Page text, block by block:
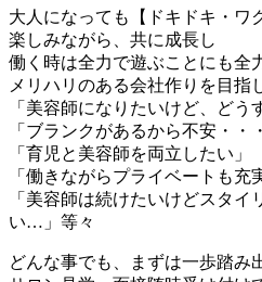
大人になっても【ドキドキ・ワ
楽しみながら、共に成長し
働く時は全力で遊ぶことにも全
メリハリのある会社作りを目指
「美容師になりたいけど、どう
「ブランクがあるから不安・・
「育児と美容師を両立したい」
「働きながらプライベートも充
「美容師は続けたいけどスタ
い…」等々
どんな事でも、まずは一歩踏み